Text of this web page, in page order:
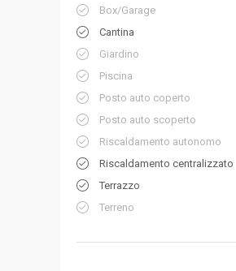
Box/Garage
Cantina
Giardino
Piscina
Posto auto coperto
Posto auto scoperto
Riscaldamento autonomo
Riscaldamento centralizzato
Terrazzo
Terreno